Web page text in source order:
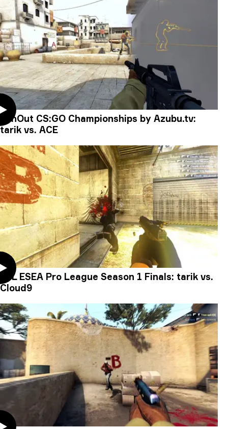
WinOut CS:GO Championships by Azubu.tv:
tarik vs. ACE
ESL ESEA Pro League Season 1 Finals: tarik vs.
Cloud9